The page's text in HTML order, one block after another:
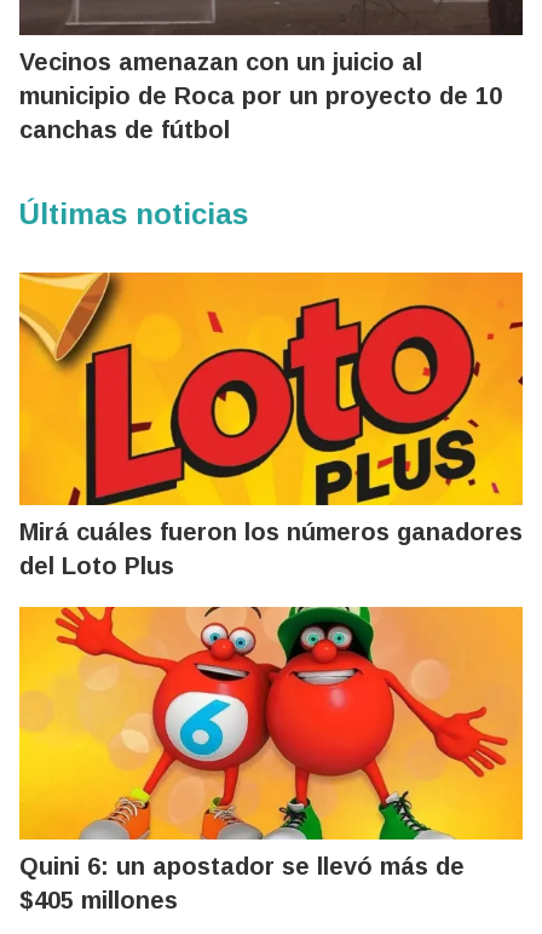
Vecinos amenazan con un juicio al
municipio de Roca por un proyecto de 10
canchas de fútbol
Últimas noticias
Mirá cuáles fueron los números ganadores
del Loto Plus
Quini 6: un apostador se llevó más de
$405 millones